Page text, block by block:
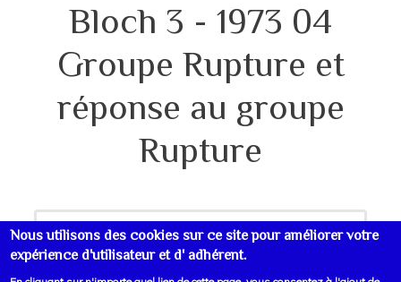
Nous utilisons des cookies sur ce site pour améliorer votre
expérience d'utilisateur et d' adhérent.
Bloch 3 - 1973 04
Groupe Rupture et
réponse au groupe
Rupture